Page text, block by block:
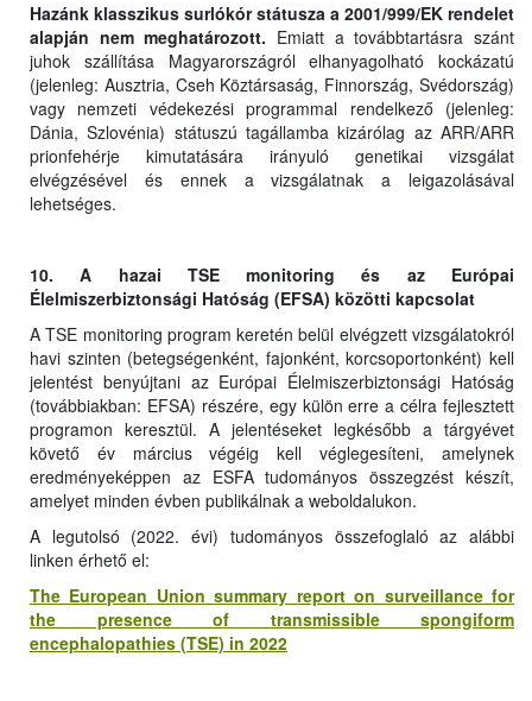
Hazánk klasszikus surlókór státusza a 2001/999/EK rendelet
alapján nem meghatározott. Emiatt a továbbtartásra szánt
juhok szállítása Magyarországról elhanyagolható kockázatú
(jelenleg: Ausztria, Cseh Köztársaság, Finnország, Svédország)
vagy nemzeti védekezési programmal rendelkező (jelenleg:
Dánia, Szlovénia) státuszú tagállamba kizárólag az ARR/ARR
prionfehérje kimutatására irányuló genetikai vizsgálat
elvégzésével és ennek a vizsgálatnak a leigazolásával
lehetséges.
10. A hazai TSE monitoring és az Európai
Élelmiszerbiztonsági Hatóság (EFSA) közötti kapcsolat
A TSE monitoring program keretén belül elvégzett vizsgálatokról
havi szinten (betegségenként, fajonként, korcsoportonként) kell
jelentést benyújtani az Európai Élelmiszerbiztonsági Hatóság
(továbbiakban: EFSA) részére, egy külön erre a célra fejlesztett
programon keresztül. A jelentéseket legkésőbb a tárgyévet
követő év március végéig kell véglegesíteni, amelynek
eredményeképpen az ESFA tudományos összegzést készít,
amelyet minden évben publikálnak a weboldalukon.
A legutolsó (2022. évi) tudományos összefoglaló az alábbi
linken érhető el:
The European Union summary report on surveillance for
the presence of transmissible spongiform
encephalopathies (TSE) in 2022